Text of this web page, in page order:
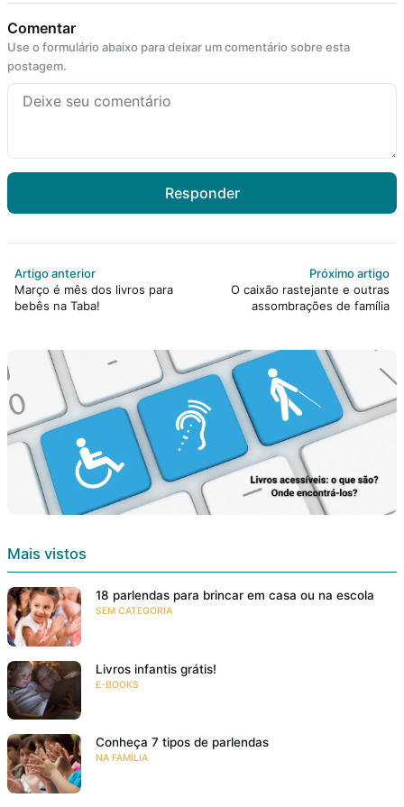
Comentar
Use o formulário abaixo para deixar um comentário sobre esta
postagem.
Responder
Artigo anterior
Março é mês dos livros para
bebês na Taba!
Próximo artigo
O caixão rastejante e outras
assombrações de família
Mais vistos
18 parlendas para brincar em casa ou na escola
SEM CATEGORIA
Livros infantis grátis!
E-BOOKS
Conheça 7 tipos de parlendas
NA FAMÍLIA